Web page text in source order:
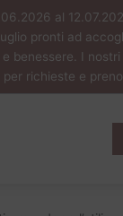
al
pronti ad
benessere. I
richieste e
| viso
con piacevole